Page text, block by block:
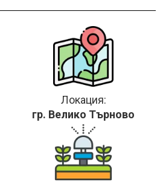
Локация:
гр. Велико Търново